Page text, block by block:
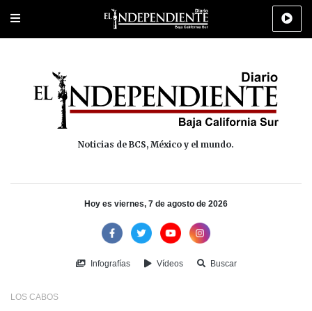
Portada Los Cabos Policiaca Deportes Cultura
Noticias de BCS, México y el mundo.
Hoy es viernes, 7 de agosto de 2026
Infografías Vídeos Buscar
LOS CABOS